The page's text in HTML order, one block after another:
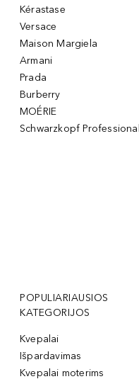
Kérastase
Versace
Maison Margiela
Armani
Prada
Burberry
MOÉRIE
Schwarzkopf Professional
POPULIARIAUSIOS
KATEGORIJOS
Kvepalai
Išpardavimas
Kvepalai moterims